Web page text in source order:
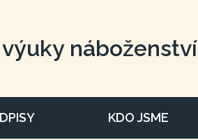
náboženství
KDO JSME